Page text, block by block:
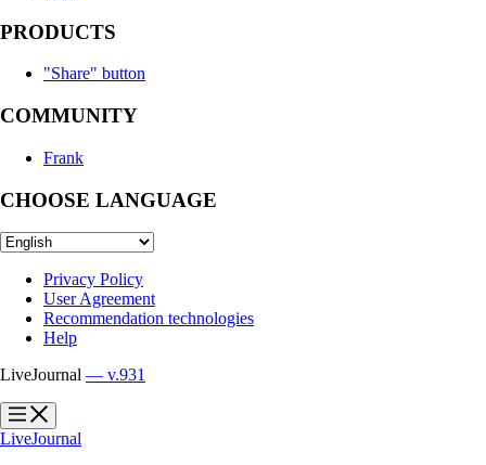
PRODUCTS
"Share" button
COMMUNITY
Frank
CHOOSE LANGUAGE
Privacy Policy
User Agreement
Recommendation technologies
Help
LiveJournal — v.931
?
?
LiveJournal